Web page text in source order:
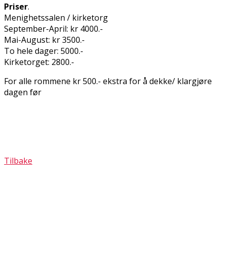
Priser.
Menighetssalen / kirketorg
September-April: kr 4000.-
Mai-August: kr 3500.-
To hele dager: 5000.-
Kirketorget: 2800.-
For alle rommene kr 500.- ekstra for å dekke/ klargjøre
dagen før
Tilbake